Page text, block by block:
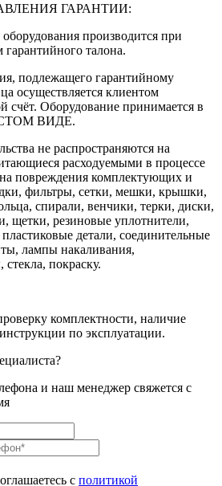
ГАРАНТИИ:
производится при
талона.
подлежащего гарантийному
осуществляется клиентом
счёт. Оборудование принимается в
ВИДЕ.
не распространяются на
расходуемыми в процессе
повреждения комплектующих и
фильтры, сетки, мешки, крышки,
спирали, венчики, терки, диски,
щетки, резиновые уплотнители,
детали, соединительные
лампы накаливания,
покраску.
комплектности, наличие
по эксплуатации.
и наш менеджер свяжется с
с политикой